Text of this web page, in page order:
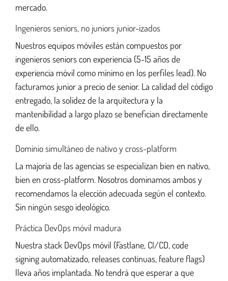
mercado.
Ingenieros seniors, no juniors junior-izados
Nuestros equipos móviles están compuestos por
ingenieros seniors con experiencia (5-15 años de
experiencia móvil como mínimo en los perfiles lead). No
facturamos junior a precio de senior. La calidad del código
entregado, la solidez de la arquitectura y la
mantenibilidad a largo plazo se benefician directamente
de ello.
Dominio simultáneo de nativo y cross-platform
La majoría de las agencias se especializan bien en nativo,
bien en cross-platform. Nosotros dominamos ambos y
recomendamos la elección adecuada según el contexto.
Sin ningún sesgo ideológico.
Práctica DevOps móvil madura
Nuestra stack DevOps móvil (Fastlane, CI/CD, code
signing automatizado, releases continuas, feature flags)
lleva años implantada. No tendrá que esperar a que